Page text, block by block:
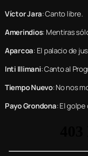
Víctor Jara: Canto libre.
Amerindios: Mentiras
Aparcoa: El palacio de
Inti Illimani: Canto al
Tiempo Nuevo: No nos
Payo Grondona: El